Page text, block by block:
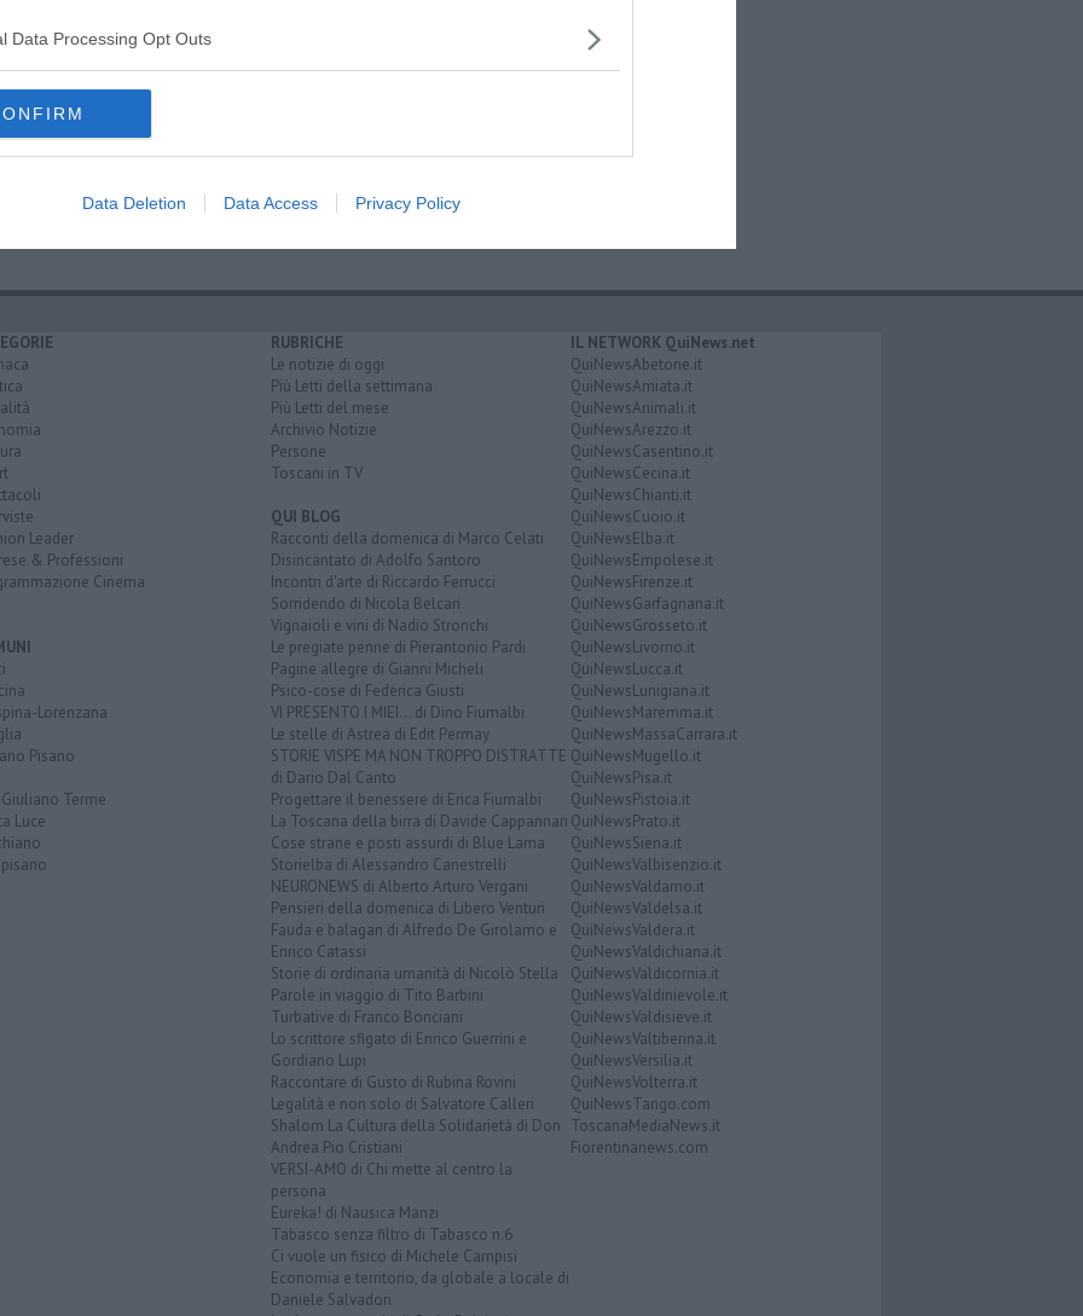
Data Processing Opt Outs
Data Deletion Data Access Privacy Policy
3 Giugno
esulta
Leader
& Professioni
Cinema
Lorenzana
Pisano
Giuliano Terme
Luce
RUBRICHE
Le notizie di oggi
Più Letti della settimana
Più Letti del mese
Archivio Notizie
Persone
Toscani in TV
QUI BLOG
Racconti della domenica di Marco Celati
Disincantato di Adolfo Santoro
Incontri d'arte di Riccardo Ferrucci
Sorridendo di Nicola Belcari
Vignaioli e vini di Nadio Stronchi
Le pregiate penne di Pierantonio Pardi
Pagine allegre di Gianni Micheli
Psico-cose di Federica Giusti
VI PRESENTO I MIEI... di Dino Fiumalbi
Le stelle di Astrea di Edit Permay
STORIE VISPE MA NON TROPPO DISTRATTE
di Dario Dal Canto
Progettare il benessere di Erica Fiumalbi
La Toscana della birra di Davide Cappannari
Cose strane e posti assurdi di Blue Lama
Storielba di Alessandro Canestrelli
NEURONEWS di Alberto Arturo Vergani
Pensieri della domenica di Libero Venturi
Fauda e balagan di Alfredo De Girolamo e
Enrico Catassi
Storie di ordinaria umanità di Nicolò Stella
Parole in viaggio di Tito Barbini
Turbative di Franco Bonciani
Lo scrittore sfigato di Enrico Guerrini e
Gordiano Lupi
Raccontare di Gusto di Rubina Rovini
Legalità e non solo di Salvatore Calleri
Shalom La Cultura della Solidarietà di Don
Andrea Pio Cristiani
VERSI-AMO di Chi mette al centro la
persona
Eureka! di Nausica Manzi
Tabasco senza filtro di Tabasco n.6
Ci vuole un fisico di Michele Campisi
Economia e territorio, da globale a locale di
Daniele Salvadori
IL NETWORK QuiNews.net
QuiNewsAbetone.it
QuiNewsAmiata.it
QuiNewsAnimali.it
QuiNewsArezzo.it
QuiNewsCasentino.it
QuiNewsCecina.it
QuiNewsChianti.it
QuiNewsCuoio.it
QuiNewsElba.it
QuiNewsEmpolese.it
QuiNewsFirenze.it
QuiNewsGarfagnana.it
QuiNewsGrosseto.it
QuiNewsLivorno.it
QuiNewsLucca.it
QuiNewsLunigiana.it
QuiNewsMaremma.it
QuiNewsMassaCarrara.it
QuiNewsMugello.it
QuiNewsPisa.it
QuiNewsPistoia.it
QuiNewsPrato.it
QuiNewsSiena.it
QuiNewsValbisenzio.it
QuiNewsValdarno.it
QuiNewsValdelsa.it
QuiNewsValdera.it
QuiNewsValdichiana.it
QuiNewsValdicornia.it
QuiNewsValdinievole.it
QuiNewsValdisieve.it
QuiNewsValtiberina.it
QuiNewsVersilia.it
QuiNewsVolterra.it
QuiNewsTango.com
ToscanaMediaNews.it
Fiorentinanews.com